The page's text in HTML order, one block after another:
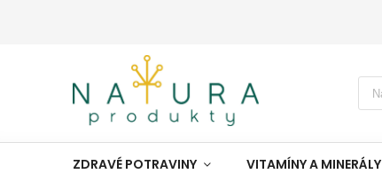
ZDRAVÉ POTRAVINY VITAMÍNY A MINERÁLY